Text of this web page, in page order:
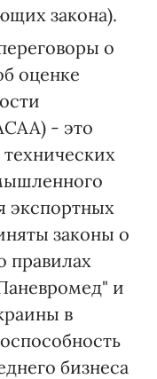
закона).
о
оценке
- это
экспортных
законы о
правилах
и
в
бизнеса